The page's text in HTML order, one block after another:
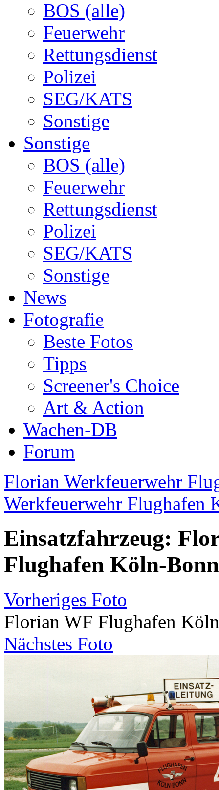
BOS (alle)
Feuerwehr
Rettungsdienst
Polizei
SEG/KATS
Sonstige
Sonstige
BOS (alle)
Feuerwehr
Rettungsdienst
Polizei
SEG/KATS
Sonstige
News
Fotografie
Beste Fotos
Tipps
Screener's Choice
Art & Action
Wachen-DB
Forum
Florian Werkfeuerwehr
Werkfeuerwehr Flughafen
Einsatzfahrzeug:
Flughafen Köln-
Vorheriges Foto
Florian WF Flughafen
Nächstes Foto